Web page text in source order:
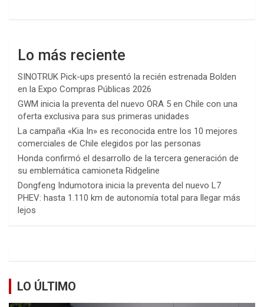
Lo más reciente
SINOTRUK Pick-ups presentó la recién estrenada Bolden
en la Expo Compras Públicas 2026
GWM inicia la preventa del nuevo ORA 5 en Chile con una
oferta exclusiva para sus primeras unidades
La campaña «Kia In» es reconocida entre los 10 mejores
comerciales de Chile elegidos por las personas
Honda confirmó el desarrollo de la tercera generación de
su emblemática camioneta Ridgeline
Dongfeng Indumotora inicia la preventa del nuevo L7
PHEV: hasta 1.110 km de autonomía total para llegar más
lejos
LO ÚLTIMO